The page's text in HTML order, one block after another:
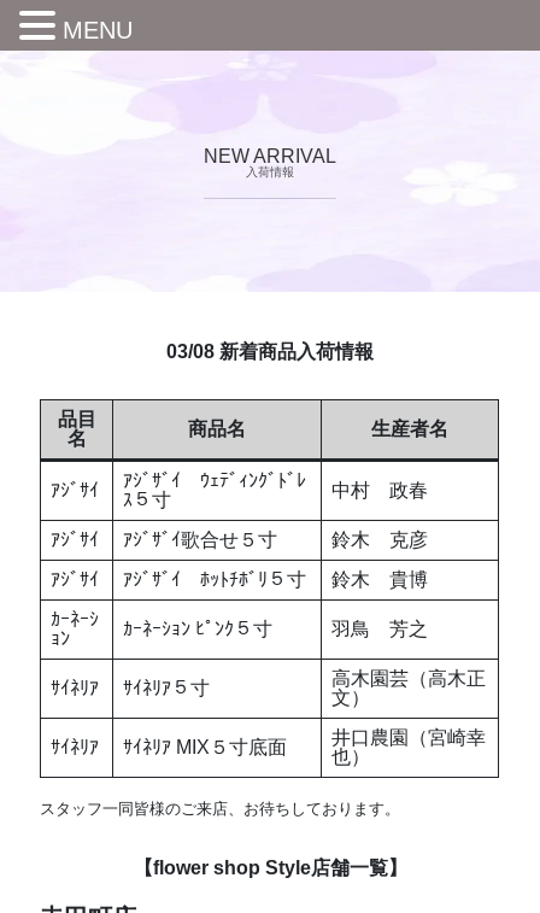
NEW ARRIVAL
入荷情報
03/08 新着商品入荷情報
品目
名
商品名 生産者名
ｱｼﾞｻｲ
ｱｼﾞｻﾞｲ ｳｪﾃﾞｨﾝｸﾞﾄﾞﾚ
ｽ５寸
中村 政春
ｱｼﾞｻｲ ｱｼﾞｻﾞｲ歌合せ５寸
鈴木 克彦
ｱｼﾞｻｲ
ｱｼﾞｻﾞｲ ﾎｯﾄﾁﾎﾞﾘ５寸
鈴木 貴博
ｶｰﾈｰｼ
ｮﾝ
ｶｰﾈｰｼｮﾝ ﾋﾟﾝｸ５寸 羽鳥 芳之
ｻｲﾈﾘｱ ｻｲﾈﾘｱ５寸
高木園芸（高木正
文）
ｻｲﾈﾘｱ ｻｲﾈﾘｱ MIX５寸底面
井口農園（宮崎幸
也）
スタッフ一同皆様のご来店、お待ちしております。
【flower shop Style店舗一覧】
MENU